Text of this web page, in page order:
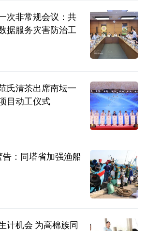
次非常规会议：共
据服务灾害防治工
氏清茶出席南坛一
目动工仪式
告：同塔省加强渔船
计机会 为高棉族同